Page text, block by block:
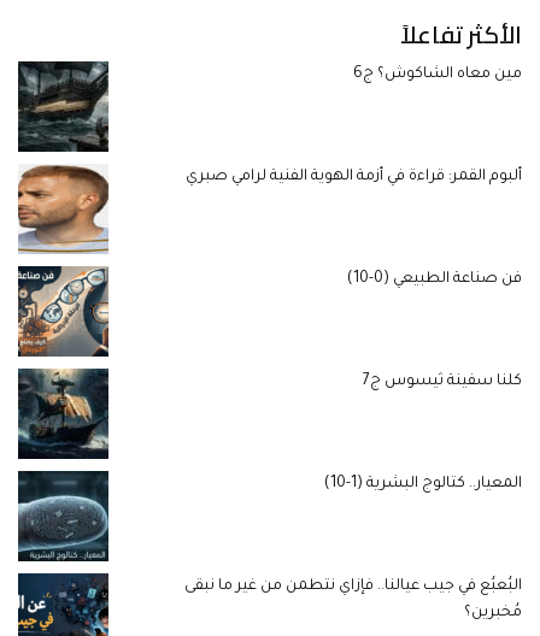
الأكثر تفاعلاً
مين معاه الشاكوش؟ ج6
ألبوم القمر: قراءة في أزمة الهوية الفنية لرامي صبري
فن صناعة الطبيعي (0-10)
كلنا سفينة ثيسوس ج7
المعيار.. كتالوج البشرية (1-10)
البُعبُع في جيب عيالنا.. فإزاي نتطمن من غير ما نبقى
مُخبرين؟